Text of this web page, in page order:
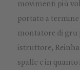
movimenti più
portato a
montatore di gru
istruttore,
spalle e in